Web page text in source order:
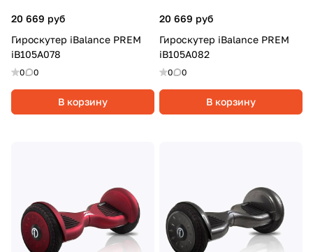
20 669 руб
Гироскутер iBalance PREM
iB105A078
0 0
В корзину
20 669 руб
Гироскутер iBalance PREM
iB105A082
0 0
В корзину